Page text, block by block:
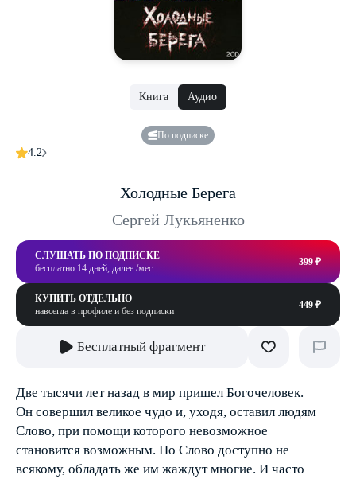
Книга Аудио
По подписке
4.2
Холодные Берега
Сергей Лукьяненко
СЛУШАТЬ ПО ПОДПИСКЕ
бесплатно 14 дней, далее /мес
399 ₽
КУПИТЬ ОТДЕЛЬНО
навсегда в профиле и без подписки
449 ₽
Бесплатный фрагмент
Две тысячи лет назад в мир пришел Богочеловек.
Он совершил великое чудо и, уходя, оставил людям
Слово, при помощи которого невозможное
становится возможным. Но Слово доступно не
всякому, обладать же им жаждут многие. И часто